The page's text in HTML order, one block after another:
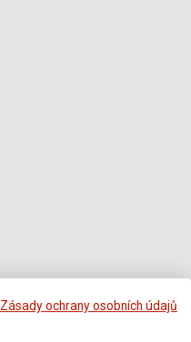
Zásady ochrany osobních údajů